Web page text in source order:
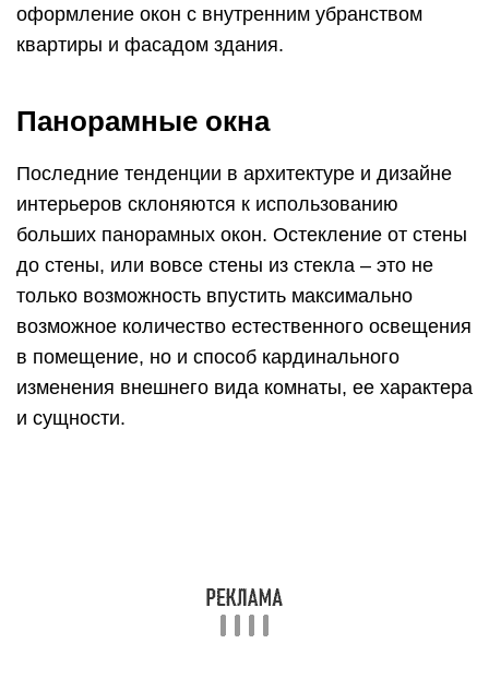
Возможно в силу менталитета, на который
нашей страны, большинство наших
соотечественников считают, что больше
панорамные окна не для России, что это
«слишком холодно». Из-за страха замерзнуть
посреди суровой российской зимы, многие
домовладельцы ограничивают себя в
возможности наслаждаться солнечным светом
максимально возможное время в течение суток.
И речь идет не только о личных и общих
Но современные энергосберегающие технологии
позволяют нам не беспокоиться о морозах,